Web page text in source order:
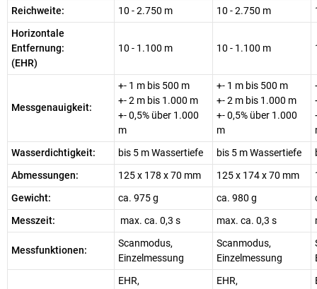
Reichweite:
10 - 2.750 m 10 - 2.750 m
Horizontale
Entfernung:
(EHR)
10 - 1.100 m 10 - 1.100 m
Messgenauigkeit:
+- 1 m bis 500 m
+- 2 m bis 1.000 m
+- 0,5% über 1.000
m
+- 1 m bis 500 m
+- 2 m bis 1.000 m
+- 0,5% über 1.000
m
Wasserdichtigkeit:
bis 5 m Wassertiefe bis 5 m Wassertiefe
Abmessungen:
125 x 178 x 70 mm 125 x 174 x 70 mm
Gewicht:
ca. 975 g ca. 980 g
Messzeit:
max. ca. 0,3 s max. ca. 0,3 s
Messfunktionen:
Scanmodus,
Einzelmessung
Scanmodus,
Einzelmessung
EHR,
EHR,